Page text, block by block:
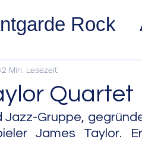
Rock
Noise Rock
Stoner
Quartet
2 Min. Lesezeit
Gruppe,
James Taylor.